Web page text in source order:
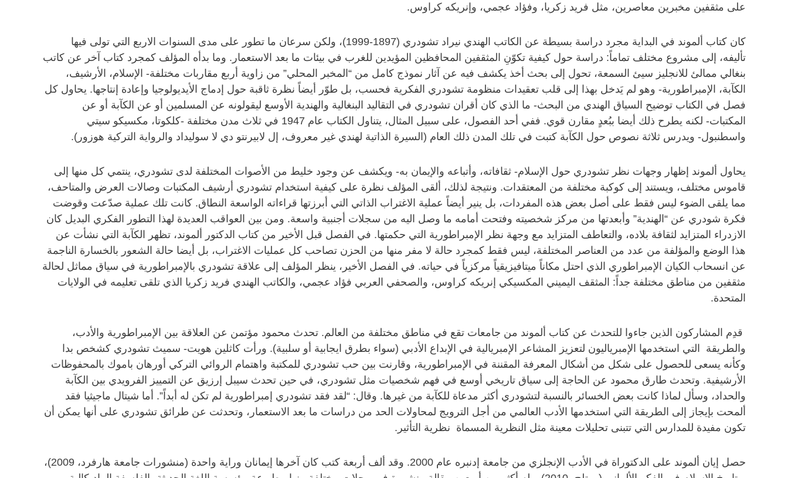
على مثقفين مخبرين معاصرين، مثل فريد زكريا، وفؤاد عجمي، وإنريكه كراوس.
كان كتاب ألموند في البداية مجرد دراسة بسيطة عن الكاتب الهندي نيراد تشودري (1897-1999)، ولكن سرعان ما تطور على مدى السنوات الاربع التي تولى فيها
تأليفه، إلى مشروع مختلف تماماً: دراسة حول كيفية تكوّنِ المثقفين المحافظين المؤيدين للغرب في بيئات ما بعد الاستعمار. وما بدأه المؤلف كمجرد كتاب آخر عن كاتب
بنغالي ممالئ للانجليز سيئ السمعة، تحول إلى بحث أخذ يكشف فيه عن آثار نموذج كامل من “المخبر المحلي” من زاوية أربع مقاربات مختلفة- الإسلام، الأرشيف،
الكآبة، الإمبراطورية- وهو لم يَدخل بهذا إلى قلب تعقيدات منظومة تشودري الفكرية فحسب، بل طوّر أيضاً نظرة ثاقبة حول إدماج الأيديولوجيا وإعادة إنتاجها. يحاول كل
فصل في الكتاب توضيح السياق الهندي من البحث- ما الذي كان أقران تشودري في التقاليد البنغالية والهندية الأوسع ليقولونه عن المسلمين أو عن الكآبة أو عن
المكتبات- لكنه يطرح ذلك أيضا ببُعدٍ مقارن قوي. ففي أحد الفصول، على سبيل المثال، يتناول الكتاب عام 1947 في ثلاث مدن مختلفة -كلكوتا، مكسيكو سيتي
واسطنبول- ويدرس ثلاثة نصوص حول الكآبة كتبت في تلك المدن ذلك العام (السيرة الذاتية لهندي غير معروف، إل لابيرنتو دي لا سوليداد والرواية التركية هوزور).
يحاول ألموند إظهار وجهات نظر تشودري حول الإسلام- ثقافاته، وأتباعه والإيمان به- ويكشف عن وجود خليط من الأصوات المختلفة لدى تشودري، ينتمي كل منها إلى
قاموس مختلف، ويستند إلى كوكبة مختلفة من المعتقدات. ونتيجة لذلك، ألقى المؤلف نظرة على كيفية استخدام تشودري أرشيف المكتبات وصالات العرض والمتاحف،
مما يلقى الضوء ليس فقط على أصل بعض هذه المفردات، بل ينير أيضاً عملية الاغتراب الذاتي التي أبرزتها قراءاته الواسعة النطاق. كانت تلك عملية صدّعت وقوضت
فكرة شودري عن “الهندية” وأبعدتها من مركز شخصيته وفتحت أمامه ما وصل اليه من سجلات أجنبية واسعة. ومن بين العواقب العديدة لهذا التطور الفكري البديل كان
الازدراء المتزايد لثقافة بلاده، والتعاطف المتزايد مع وجهة نظر الإمبراطورية التي حكمتها. في الفصل قبل الأخير من كتاب الدكتور ألموند، تظهر الكآبة التي نشأت عن
هذا الوضع والمؤلفة من عدد من العناصر المختلفة، ليس فقط كمجرد حالة لا مفر منها من الحزن تصاحب كل عمليات الاغتراب، بل أيضا حالة الشعور بالخسارة الناجمة
عن انسحاب الكيان الإمبراطوري الذي احتل مكاناً ميتافيزيقياً مركزياً في حياته. في الفصل الأخير، ينظر المؤلف إلى علاقة تشودري بالإمبراطورية في سياق مماثل لحالة
مثقفين من مناطق مختلفة جداً: المثقف اليميني المكسيكي إنريكه كراوس، والصحفي العربي فؤاد عجمي، والكاتب الهندي فريد زكريا الذي تلقى تعليمه في الولايات
المتحدة.
قدِم المشاركون الذين جاءوا للتحدث عن كتاب ألموند من جامعات تقع في مناطق مختلفة من العالم. تحدث محمود مؤتمن عن العلاقة بين الإمبراطورية والأدب،
والطريقة التي استخدمها الإمبرياليون لتعزيز المشاعر الإمبريالية في الإبداع الأدبي (سواء بطرق ايجابية أو سلبية). ورأت كاثلين هويت- سميث تشودري كشخص بدا
وكأنه يسعى للحصول على شكل من أشكال المعرفة المقننة في الإمبراطورية، وقارنت بين حب تشودري للمكتبة واهتمام الروائي التركي أورهان باموك بالمحفوظات
الأرشيفية. وتحدث طارق محمود عن الحاجة إلى سياق تاريخي أوسع في فهم شخصيات مثل تشودري، في حين تحدث سيبل إرزيق عن التمييز الفرويدي بين الكآبة
والحداد، وسأل لماذا كانت بعض الخسائر بالنسبة لتشودري أكثر مدعاة للكآبة من غيرها. وقال: “لقد فقد تشودري إمبراطورية لم تكن له أبداً”. أما شيتال ماجيثيا فقد
ألمحت بإيجاز إلى الطريقة التي استخدمها الأدب العالمي من أجل الترويج لمحاولات الحد من دراسات ما بعد الاستعمار، وتحدثت عن طرائق تشودري على أنها يمكن أن
تكون مفيدة للمدارس التي تتبنى تحليلات معينة مثل النظرية المسماة نظرية التأثير.
حصل إيان ألموند على الدكتوراة في الأدب الإنجلزي من جامعة إدنبره عام 2000. وقد ألف أربعة كتب كان آخرها إيمانان وراية واحدة (منشورات جامعة هارفرد، 2009)،